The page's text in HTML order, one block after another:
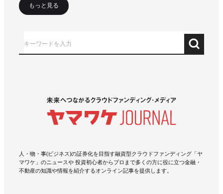
もっと見る
人・物・事(ビジネス)の証券化を目指す融資型クラウドファンディング「ヤ
マワケ」のニュースや 投資初心者からプロまで多くの方に役に立つ金融・
不動産の知識や情報を紹介するオンライン記事を提供します。